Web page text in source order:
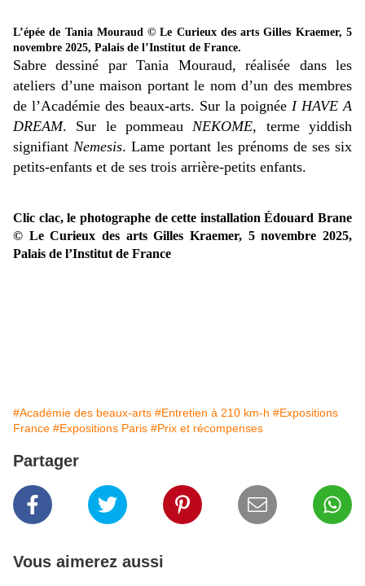
L’épée de Tania Mouraud © Le Curieux des arts Gilles Kraemer, 5
novembre 2025, Palais de l’Institut de France.
Sabre dessiné par Tania Mouraud, réalisée dans les
ateliers d’une maison portant le nom d’un des membres
de l’Académie des beaux-arts. Sur la poignée I HAVE A
DREAM. Sur le pommeauNEKOME, terme yiddish
signifiantNemesis. Lame portant les prénoms de ses six
petits-enfants et de ses trois arrière-petits enfants.
Clic clac, le photographe de cette installation Édouard Brane
© Le Curieux des arts Gilles Kraemer, 5 novembre 2025,
Palais de l’Institut de France
#Académie des beaux-arts #Entretien à 210 km-h #Expositions
France #Expositions Paris #Prix et récompenses
Partager
Vous aimerez aussi